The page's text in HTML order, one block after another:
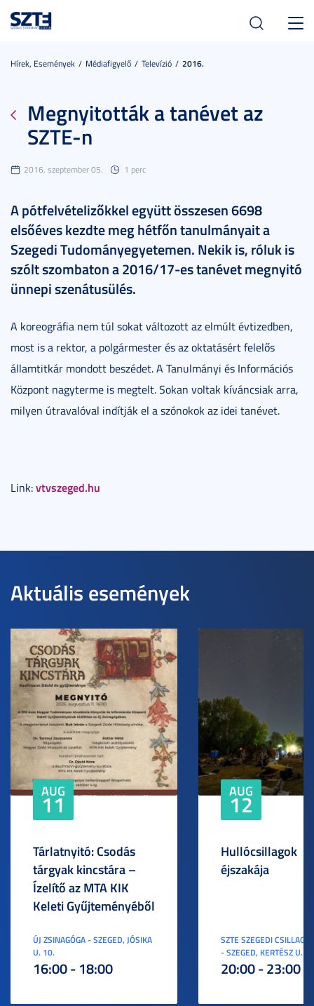
Hírek, Események Médiafigyelő Televízió 2016.
Megnyitották a tanévet az
SZTE-n
2016. szeptember 05. 1 perc
A pótfelvételizőkkel együtt összesen 6698
elsőéves kezdte meg hétfőn tanulmányait a
Szegedi Tudományegyetemen. Nekik is, róluk is
szólt szombaton a 2016/17-es tanévet megnyitó
ünnepi szenátusülés.
A koreográfia nem túl sokat változott az elmúlt évtizedben,
most is a rektor, a polgármester és az oktatásért felelős
államtitkár mondott beszédet. A Tanulmányi és Információs
Központ nagyterme is megtelt. Sokan voltak kíváncsiak arra,
milyen útravalóval indítják el a szónokok az idei tanévet.
Link:vtvszeged.hu
Aktuális események
AUG
11
Tárlatnyitó: Csodás
tárgyak kincstára –
Ízelítő az MTA KIK
Keleti Gyűjteményéből
ÚJ ZSINAGÓGA - SZEGED, JÓSIKA
U. 10.
16:00 - 18:00
AUG
12
Hullócsillagok
éjszakája
SZTE SZEGEDI
- SZEGED, KERTÉSZ U. 3.
20:00 - 23:00